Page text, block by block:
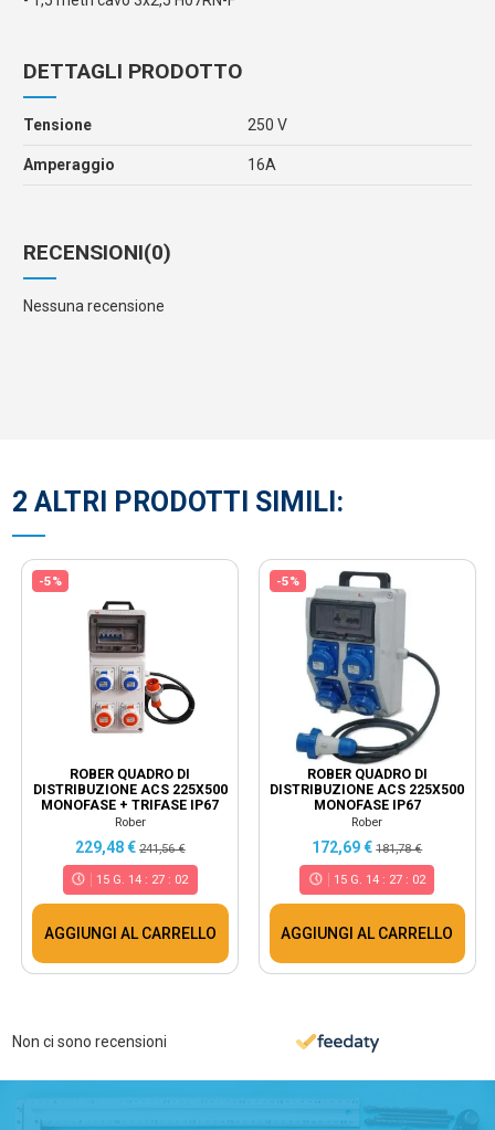
DETTAGLI PRODOTTO
Tensione 250 V
Amperaggio 16A
RECENSIONI(0)
Nessuna recensione
2 ALTRI PRODOTTI SIMILI:
-5%
ROBER QUADRO DI
DISTRIBUZIONE ACS 225X500
MONOFASE + TRIFASE IP67
Rober
229,48 € 241,56 €
15 G. 14 : 27 : 02
AGGIUNGI AL CARRELLO
-5%
ROBER QUADRO DI
DISTRIBUZIONE ACS 225X500
MONOFASE IP67
Rober
172,69 €181,78 €
15G. 14: 27: 02
AGGIUNGI AL CARRELLO
Non ci sono recensioni